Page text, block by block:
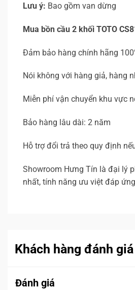
Lưu ý: Bao gồm van dừng
Mua bồn cầu 2 khối TOTO
Đảm bảo hàng chính hãng
Nói không với hàng giả, hàng
Miễn phí vận chuyển khu vực
Bảo hàng lâu dài: 2 năm
Hỗ trợ đổi trả theo quy định
Showroom Hưng Tín là đại lý
nhất, tính năng ưu việt đáp
Khách hàng đánh giá
Đánh giá